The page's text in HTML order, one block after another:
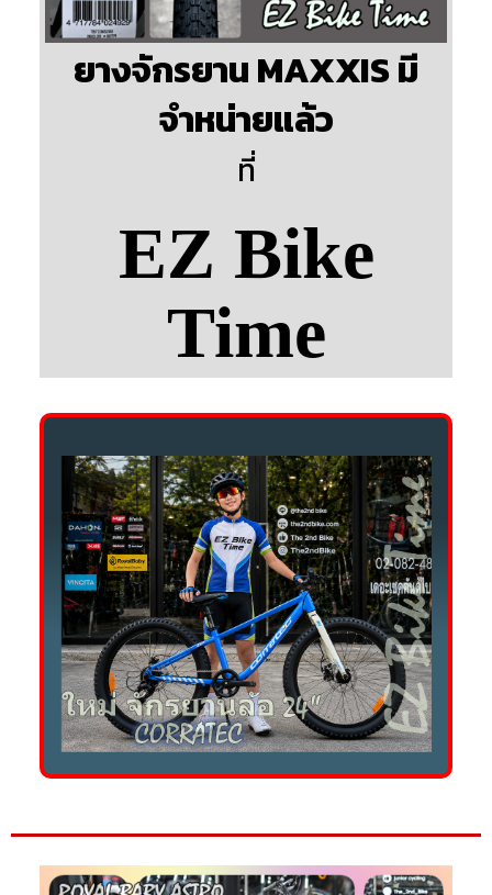
ยางจักรยาน MAXXIS มี
จำหน่ายแล้ว
ที่
EZ Bike
Time